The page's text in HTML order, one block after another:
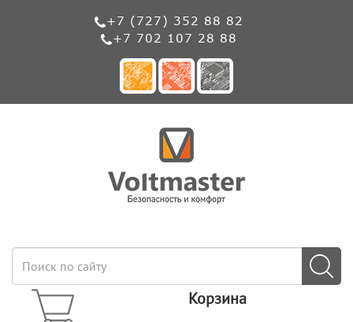
+7 (727) 352 88 82
+7 702 107 28 88
Корзина